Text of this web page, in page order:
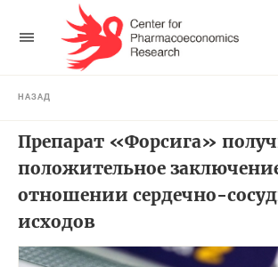
НАЗАД
Препарат «Форсига»
положительное
отношении сердечно-
исходов